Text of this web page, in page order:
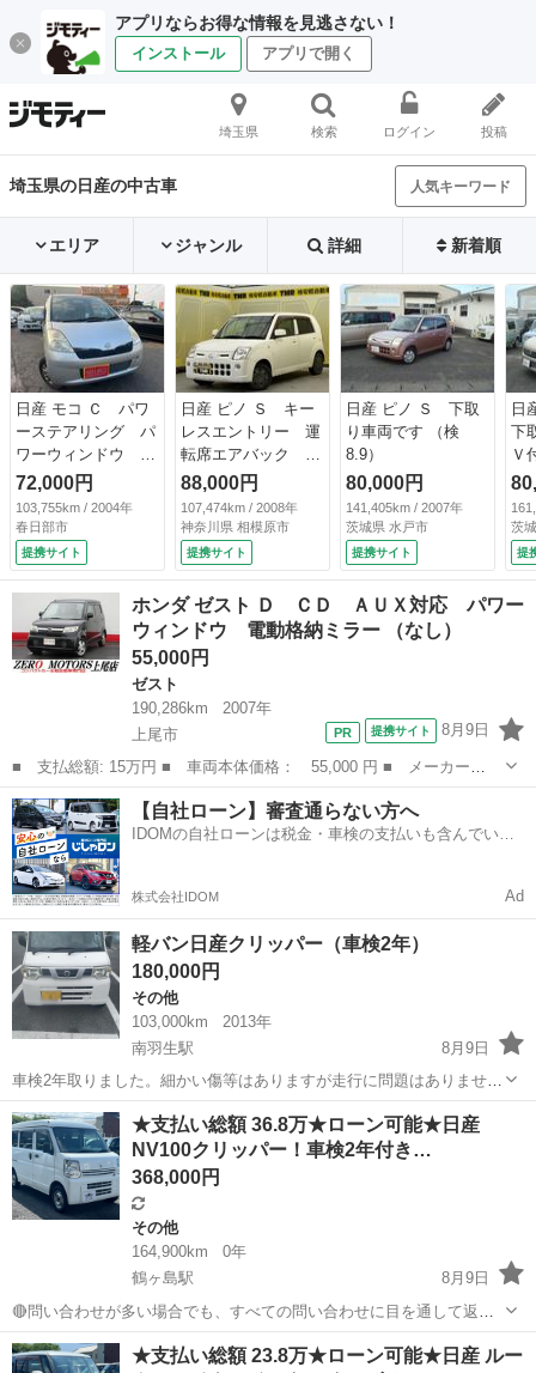
アプリならお得な情報を見逃さない！
インストール アプリで開く
埼玉県 検索 ログイン 投稿
埼玉県の日産の中古車 人気キーワード
エリア ジャンル 詳細 新着順
日産 モコ Ｃ パワ
ーステアリング パ
ワーウィンドウ エ
アバッグ エアコ
ン キーレス 社外
ナビ ＣＤ ＤＶ
Ｄ ＥＴＣ 社外Ａ
Ｗ （検9.12）
72,000円
103,755km / 2004年
春日部市
提携サイト
日産 ピノ Ｓ キー
レスエントリー 運
転席エアバック 助
手席エアバック Ｃ
Ｄ ＡＢＳ パワー
ステアリング （検
9.9）
88,000円
107,474km / 2008年
神奈川県 相模原市
提携サイト
日産 ピノ Ｓ 下取
り車両です （検
8.9）
80,000円
141,405km / 2007年
茨城県 水戸市
提携サイト
日
下
Ｖ
茨
提
ホンダ ゼスト Ｄ ＣＤ ＡＵＸ対応 パワー
ウィンドウ 電動格納ミラー （なし）
55,000円
ゼスト
190,286km
2007年
上尾市
提携サイト 8月9日
■ 支払総額: 15万円 ■ 車両本体価格： 55,000 円 ■ メーカー
名： ホンダ ■ 車種名： ゼスト ■ グレード名： Ｄ ＣＤ Ａ
ＵＸ対応 パワーウィンドウ 電動格納ミラー ■ 排気量： 660cc
■ ドア枚...
埼玉 上尾市 ゼスト AUX
【自社ローン】審査通らない方へ
IDOMの自社ローンは税金・車検の支払いも含んでいる
株式会社IDOM Ad
軽バン日産クリッパー（車検2年）
180,000円
その他
103,000km
2013年
南羽生駅
8月9日
車検2年取りました。細かい傷等はありますが走行に問題はありませ
ん。大切に乗っていただける方にと思います。お値引き等は御容赦下
さい。
埼玉 羽生市 南羽生駅 その他
★支払い総額 36.8万★ローン可能★日産
NV100クリッパー！車検2年付き…
368,000円
その他
164,900km
0年
鶴ヶ島駅
8月9日
🔴問い合わせが多い場合でも、すべての問い合わせに目を通して返信
しておりますので、気にせずお気軽にお問い合わせください😊 ◆出品
番号◆ JS6G2146 ◆支払い総額◆ 36.8万円 ローン可能！ 提携ローン
埼玉 川越市 鶴ヶ島駅 その他
★支払い総額 23.8万★ローン可能★日産 ルー